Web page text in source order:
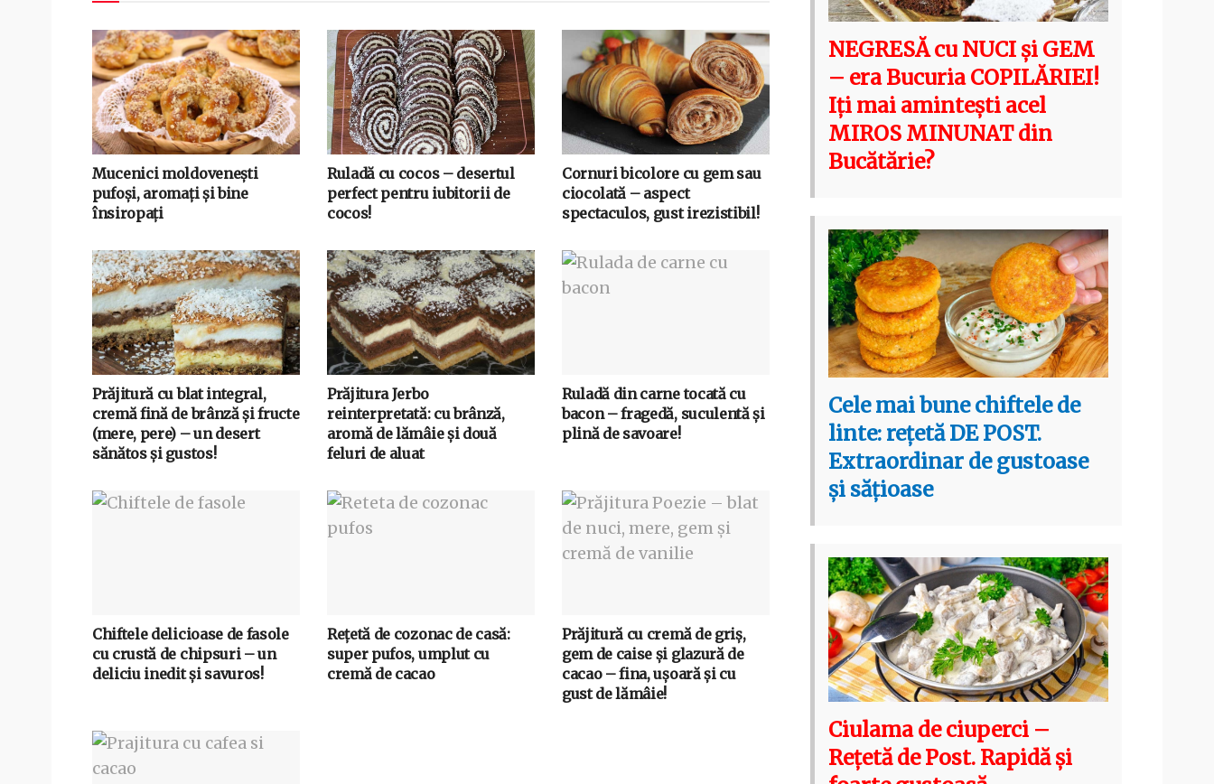
Mucenici moldovenești
pufoși, aromați și bine
însiropați
Ruladă cu cocos – desertul
perfect pentru iubitorii de
cocos!
Cornuri bicolore cu gem sau
ciocolată – aspect
spectaculos, gust irezistibil!
Prăjitură cu blat integral,
cremă fină de brânză și fructe
(mere, pere) – un desert
sănătos și gustos!
Prăjitura Jerbo
reinterpretată: cu brânză,
aromă de lămâie și două
feluri de aluat
Ruladă din carne tocată cu
bacon – fragedă, suculentă și
plină de savoare!
Chiftele delicioase de fasole
cu crustă de chipsuri – un
deliciu inedit și savuros!
Rețetă de cozonac de casă:
super pufos, umplut cu
cremă de cacao
Prăjitură cu cremă de griș,
gem de caise și glazură de
cacao – fina, ușoară și cu
gust de lămâie!
NEGRESĂ cu NUCI și GEM
– era Bucuria COPILĂRIEI!
Iți mai amintești acel
MIROS MINUNAT din
Bucătărie?
Cele mai bune chiftele de
linte: rețetă DE POST.
Extraordinar de gustoase
și sățioase
Ciulama de ciuperci –
Rețetă de Post. Rapidă și